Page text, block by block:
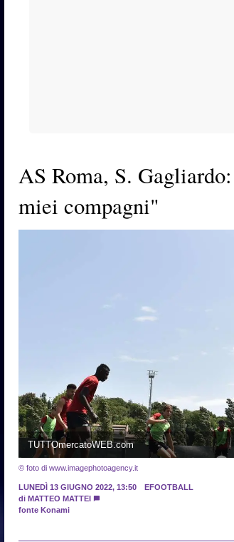
AS Roma, S.
miei compagni"
TUTTOmercatoWEB.com
© foto di www.imagephotoagency.it
LUNEDÌ 13 GIUGNO 2022, 13:50
EFOOTBALL
di MATTEO MATTEI
fonte Konami